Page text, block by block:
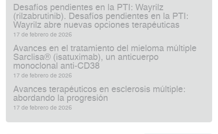
Desafíos pendientes en la PTI: Wayrilz
(rilzabrutinib). Desafíos pendientes en la PTI:
Wayrilz abre nuevas opciones terapéuticas
17 de febrero de 2026
Avances en el tratamiento del mieloma múltiple
Sarclisa® (isatuximab), un anticuerpo
monoclonal anti‑CD38
17 de febrero de 2026
Avances terapéuticos en esclerosis múltiple:
abordando la progresión
17 de febrero de 2026